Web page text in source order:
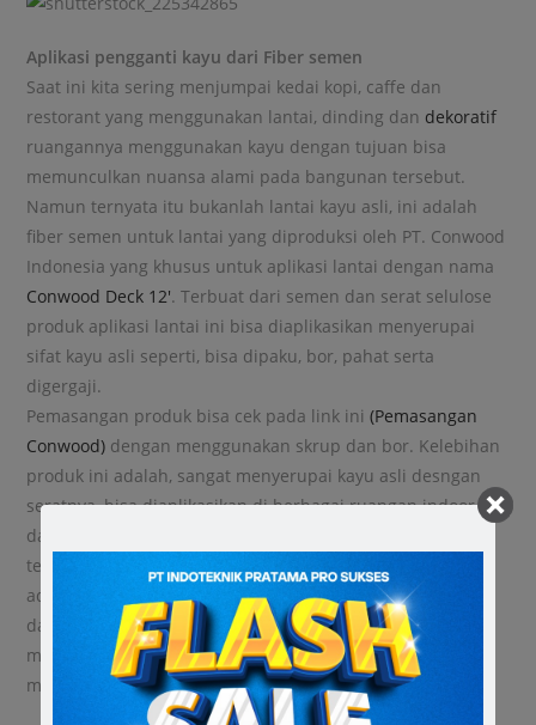
Aplikasi pengganti kayu dari Fiber semen
Saat ini kita sering menjumpai kedai kopi, caffe dan
restorant yang menggunakan lantai, dinding dan dekoratif
ruangannya menggunakan kayu dengan tujuan bisa
memunculkan nuansa alami pada bangunan tersebut.
Namun ternyata itu bukanlah lantai kayu asli, ini adalah
fiber semen untuk lantai yang diproduksi oleh PT. Conwood
Indonesia yang khusus untuk aplikasi lantai dengan nama
Conwood Deck 12′. Terbuat dari semen dan serat selulose
produk aplikasi lantai ini bisa diaplikasikan menyerupai
sifat kayu asli seperti, bisa dipaku, bor, pahat serta
digergaji.
Pemasangan produk bisa cek pada link ini(Pemasangan
Conwood) dengan menggunakan skrup dan bor. Kelebihan
produk ini adalah, sangat menyerupai kayu asli desngan
seratnya, bisa diaplikasikan di berbagai ruangan indoor
dan outdoor dan mempunyai ketahanan yang baik
terhadap cuaca panas dan air. Kelemahan produk ini
adalah ketika pertama kali membeli produk ini, warna
dasar produk ini adalah abu-abu. Pemilik rumah bisa
mengaplikasikan warna sesuai dengan akesn kayu yang
mereka inginkan.